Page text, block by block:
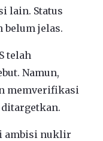
lain. Status
jelas.
telah
Namun,
memverifikasi
ambisi nuklir